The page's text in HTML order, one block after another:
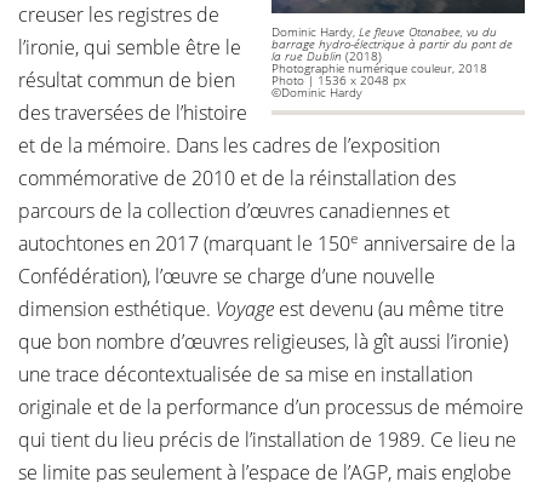
Dominic Hardy, Le fleuve Otonabee, vu du
barrage hydro-électrique à partir du pont de
la rue Dublin (2018)
Photographie numérique couleur, 2018
Photo | 1536 x 2048 px
©Dominic Hardy
creuser les registres de
l’ironie, qui semble être le
résultat commun de bien
des traversées de l’histoire
et de la mémoire. Dans les cadres de l’exposition
commémorative de 2010 et de la réinstallation des
parcours de la collection d’œuvres canadiennes et
autochtones en 2017 (marquant le 150e anniversaire de la
Confédération), l’œuvre se charge d’une nouvelle
dimension esthétique. Voyage est devenu (au même titre
que bon nombre d’œuvres religieuses, là gît aussi l’ironie)
une trace décontextualisée de sa mise en installation
originale et de la performance d’un processus de mémoire
qui tient du lieu précis de l’installation de 1989. Ce lieu ne
se limite pas seulement à l’espace de l’AGP, mais englobe